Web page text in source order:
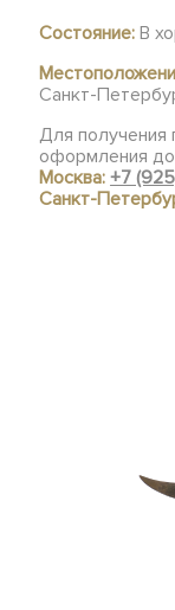
Состояние: В
Санкт-
Для получения
оформления
Москва:+7
Санкт-